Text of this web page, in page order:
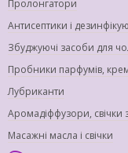
Пролонгатори
Антисептики і
Збуджуючі засоби для
Пробники парфумів,
Лубриканти
Аромадіффузори,
Масажні масла і свічки